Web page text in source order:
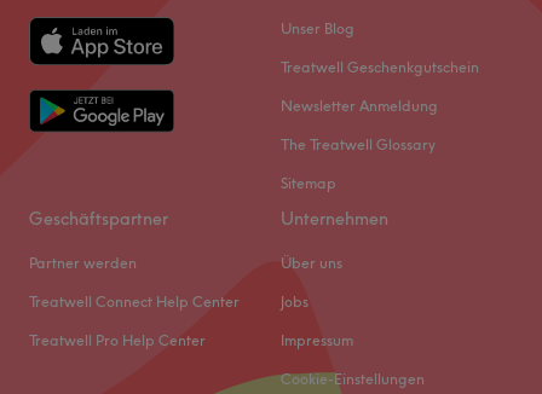
Unser Blog
Treatwell Geschenkgutschein
Newsletter Anmeldung
The Treatwell Glossary
Sitemap
Geschäftspartner
Partner werden
Treatwell Connect Help Center
Treatwell Pro Help Center
Unternehmen
Über uns
Jobs
Impressum
Cookie-Einstellungen